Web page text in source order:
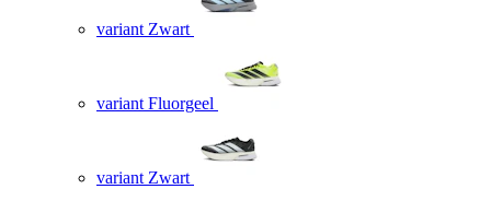
variant Zwart
variant Fluorgeel
variant Zwart